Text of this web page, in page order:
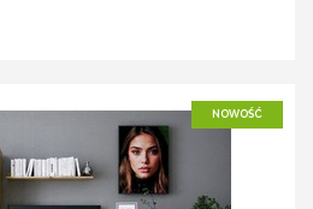
NOWOŚĆ